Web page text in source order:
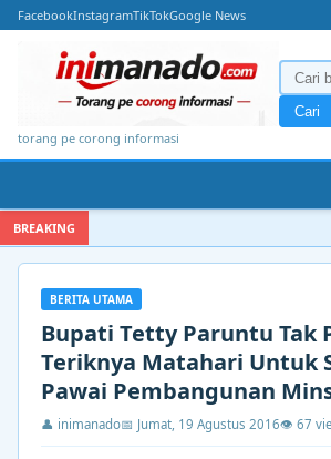
FacebookInstagramTikTokGoogle News
torang pe corong informasi
Cari
BREAKING
BERITA UTAMA
Bupati Tetty Paruntu Tak
Teriknya Matahari Untuk
Pawai Pembangunan
👤 inimanado📅 Jumat, 19 Agustus 2016👁 67